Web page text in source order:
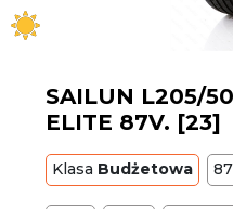
SAILUN L205/
ELITE 87V. [23]
Klasa Budżetowa 87